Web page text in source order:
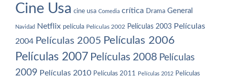
Cine Usa cine usa Comedia crítica Drama General
Navidad Netflix película Películas 2002 Películas 2003 Películas
2004 Películas 2005 Películas 2006
Películas 2007 Películas 2008 Películas
2009 Películas 2010 Películas 2011 Películas 2012 Películas